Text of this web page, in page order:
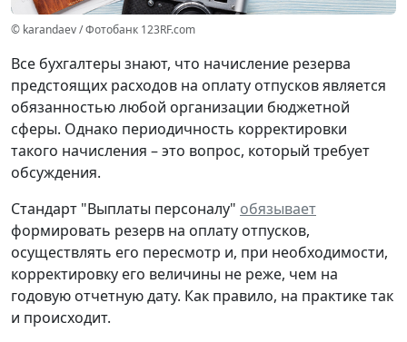
© karandaev / Фотобанк 123RF.com
Все бухгалтеры знают, что начисление резерва
предстоящих расходов на оплату отпусков является
обязанностью любой организации бюджетной
сферы. Однако периодичность корректировки
такого начисления – это вопрос, который требует
обсуждения.
Стандарт "Выплаты персоналу" обязывает
формировать резерв на оплату отпусков,
осуществлять его пересмотр и, при необходимости,
корректировку его величины не реже, чем на
годовую отчетную дату. Как правило, на практике так
и происходит.